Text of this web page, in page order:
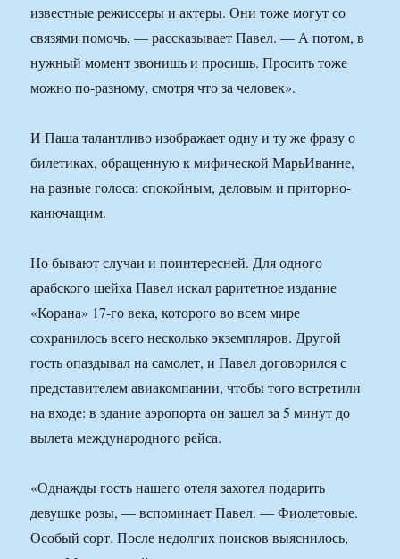
известные режиссеры и актеры. Они тоже могут со
связями помочь, — рассказывает Павел. — А потом, в
нужный момент звонишь и просишь. Просить тоже
можно по-разному, смотря что за человек».
И Паша талантливо изображает одну и ту же фразу о
билетиках, обращенную к мифической МарьИванне,
на разные голоса: спокойным, деловым и приторно-
канючащим.
Но бывают случаи и поинтересней. Для одного
арабского шейха Павел искал раритетное издание
«Корана» 17-го века, которого во всем мире
сохранилось всего несколько экземпляров. Другой
гость опаздывал на самолет, и Павел договорился с
представителем авиакомпании, чтобы того встретили
на входе: в здание аэропорта он зашел за 5 минут до
вылета международного рейса.
«Однажды гость нашего отеля захотел подарить
девушке розы, — вспоминает Павел. — Фиолетовые.
Особый сорт. После недолгих поисков выяснилось,